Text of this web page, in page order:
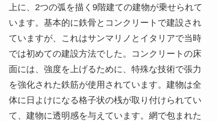
上に、 2つの弧を描く 9階建ての建物が乗せられて
います。基本的に鉄骨とコンクリートで建設され
ていますが、これはサンマリノとイタリアで当時
では初めての建設方法でした。コンクリートの床
面には、強度を上げるために、特殊な技術で張力
を強化された鉄筋が使用されています。建物は全
体に日よけになる格子状の桟が取り付けられてい
て、建物に透明感を与えています。網で包まれた